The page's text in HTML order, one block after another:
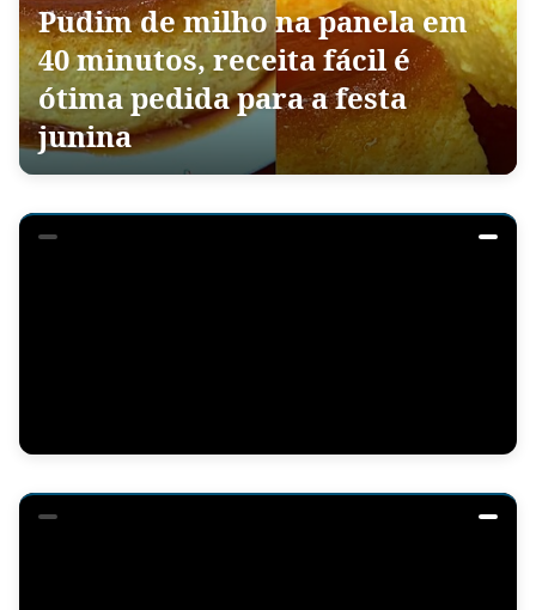
Pudim de milho na panela em
40 minutos, receita fácil é
ótima pedida para a festa
junina